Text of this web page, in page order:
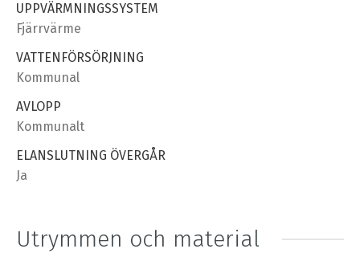
UPPVÄRMNINGSSYSTEM
Fjärrvärme
VATTENFÖRSÖRJNING
Kommunal
AVLOPP
Kommunalt
ELANSLUTNING ÖVERGÅR
Ja
Utrymmen och material